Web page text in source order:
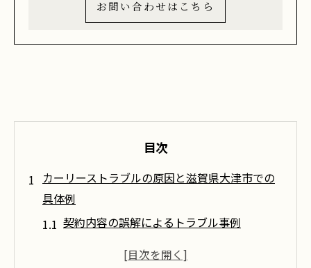
お問い合わせはこちら
目次
カーリーストラブルの原因と滋賀県大津市での
具体例
契約内容の誤解によるトラブル事例
メンテナンス不足が引き起こす問題の実例